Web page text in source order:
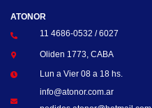
ATONOR
11 4686-0532 / 6027
Oliden 1773, CABA
Lun a Vier 08 a 18 hs.
info@atonor.com.ar